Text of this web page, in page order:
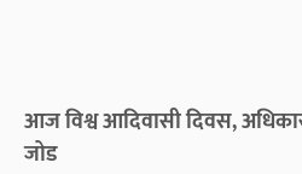
आज विश्व आदिवासी दिवस,
जोड